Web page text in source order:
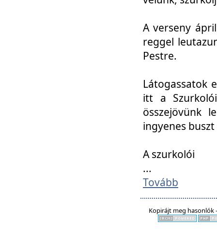
A verseny
reggel
Pestre.
Látogassatok
itt a
összejövünk
ingyenes
A szurkolói
...
Tovább
Kopirájt meg hasonlók